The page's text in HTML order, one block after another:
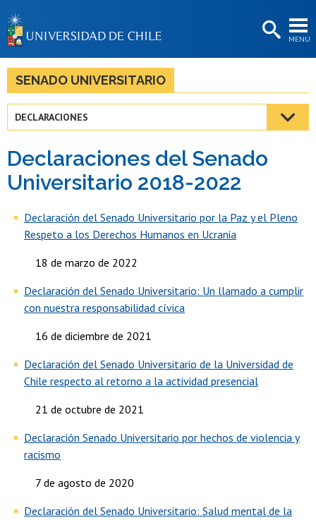
MENÚ
BIBLIOTECAS
LA UNIVERSIDAD
Estudiantes
Académicas/os
Funcionarias/os
Egresadas/os
SENADO UNIVERSITARIO
DECLARACIONES
Declaraciones del Senado
Universitario 2018-2022
Declaración del Senado Universitario por la Paz y el Pleno
Respeto a los Derechos Humanos en Ucrania
18 de marzo de 2022
Declaración del Senado Universitario: Un llamado a cumplir
con nuestra responsabilidad cívica
16 de diciembre de 2021
Declaración del Senado Universitario de la Universidad de
Chile respecto al retorno a la actividad presencial
21 de octubre de 2021
Declaración Senado Universitario por hechos de violencia y
racismo
7 de agosto de 2020
Declaración del Senado Universitario: Salud mental de la